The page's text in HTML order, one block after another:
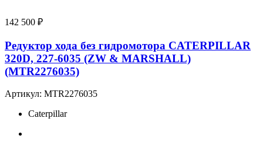
142 500 ₽
Редуктор хода без гидромотора CATERPILLAR
320D, 227-6035 (ZW & MARSHALL)
(MTR2276035)
Артикул: MTR2276035
Caterpillar